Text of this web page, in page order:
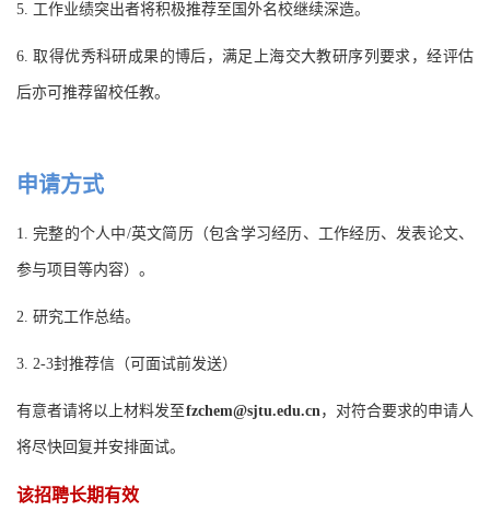
5. 工作业绩突出者将积极推荐至国外名校继续深造。
6. 取得优秀科研成果的博后，满足上海交大教研序列要求，经评估
后亦可推荐留校任教。
申请方式
1. 完整的个人中/英文简历（包含学习经历、工作经历、发表论文、
参与项目等内容）。
2. 研究工作总结。
3. 2-3封推荐信（可面试前发送）
有意者请将以上材料发至fzchem@sjtu.edu.cn，对符合要求的申请人
将尽快回复并安排面试。
该招聘长期有效